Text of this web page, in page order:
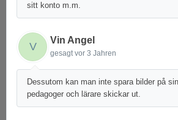
sitt konto m.m.
V
Vin Angel
gesagtvor 3 Jahren
Dessutom kan man inte spara bilder på
pedagoger och lärare skickar ut.